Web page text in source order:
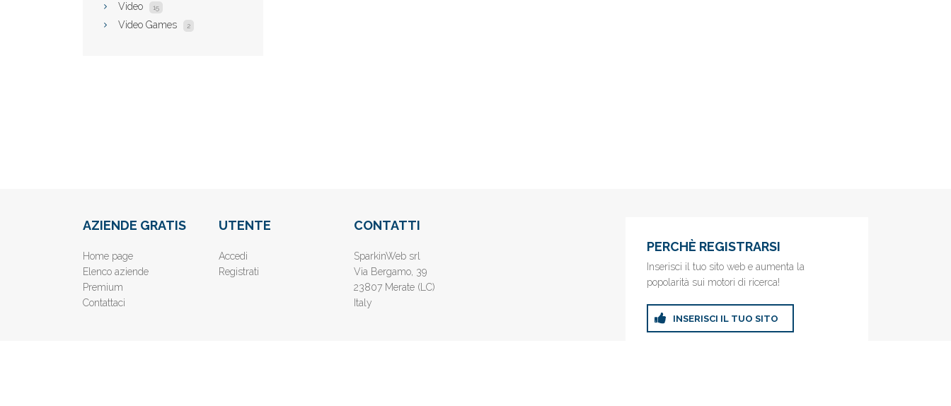
Video 15
Video Games 2
AZIENDE GRATIS
Home page
Elenco aziende
Premium
Contattaci
UTENTE
Accedi
Registrati
CONTATTI
SparkinWeb srl
Via Bergamo, 39
23807 Merate (LC)
Italy
PERCHÈ REGISTRARSI
Inserisci il tuo sito web e aumenta la
popolarità sui motori di ricerca!
INSERISCI IL TUO SITO